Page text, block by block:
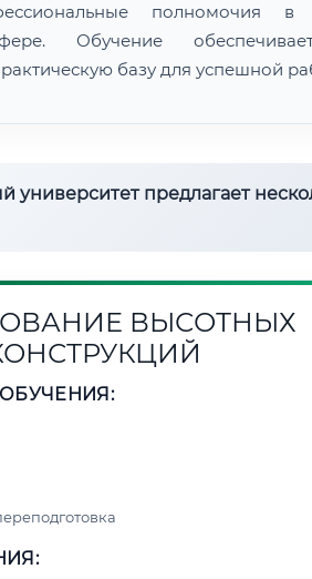
полномочия в
Обучение
базу для успешной
университет предлагает
ВЫСОТНЫХ